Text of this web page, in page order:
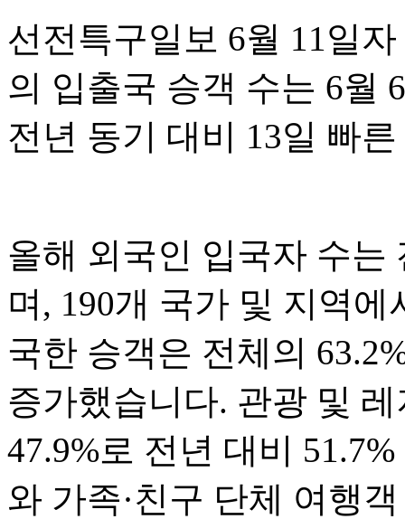
선전특구일보 6월 11일
의 입출국 승객 수는 6월
전년 동기 대비 13일 빠
올해 외국인 입국자 수는
며, 190개 국가 및 지역
국한 승객은 전체의
증가했습니다. 관광 및
47.9%로 전년 대비
와 가족·친구 단체 여행